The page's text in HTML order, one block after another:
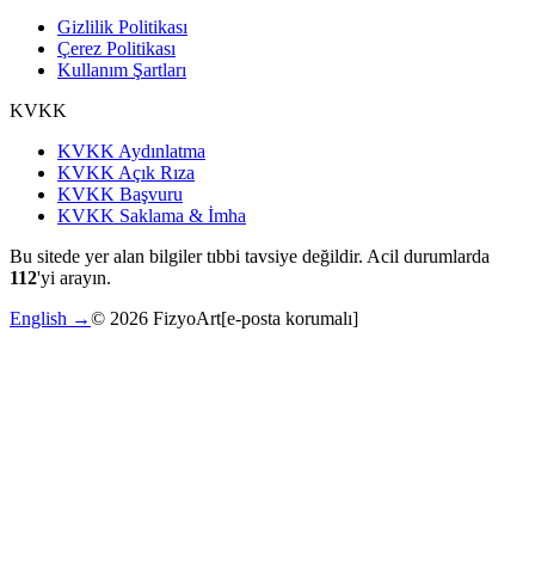
Gizlilik Politikası
Çerez Politikası
Kullanım Şartları
KVKK
KVKK Aydınlatma
KVKK Açık Rıza
KVKK Başvuru
KVKK Saklama & İmha
Bu sitede yer alan bilgiler tıbbi tavsiye değildir. Acil durumlarda
112'yi arayın.
English →© 2026 FizyoArt[e-posta korumalı]